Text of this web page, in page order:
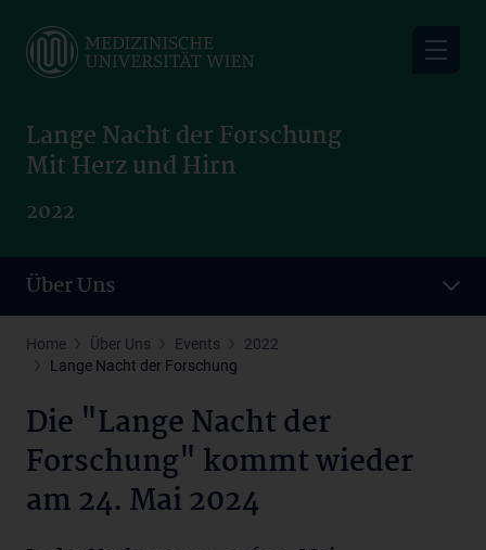
main
Lange Nacht der Forschung
Mit Herz und Hirn
2022
Über Uns
Home Über Uns Events
2022
Lange Nacht der Forschung
Die "Lange Nacht der
Forschung" kommt wieder
am 24. Mai 2024